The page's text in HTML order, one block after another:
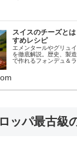
スイスのチーズと
すめレシピ
エメンタールやグリュ
を徹底解説。歴史、製
で作れるフォンデュ＆
ッパ最古級